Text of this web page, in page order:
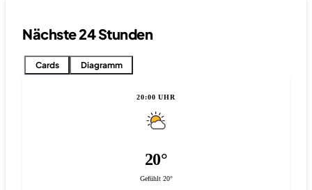
Nächste 24 Stunden
Cards Diagramm
20:00 UHR
20°
Gefühlt 20°